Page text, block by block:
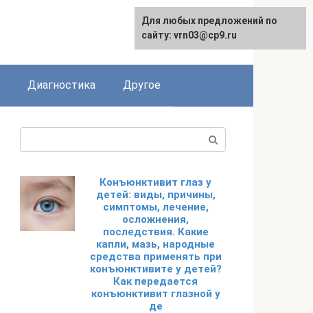
English
Диагностика Другое
Конъюнктивит глаз у
детей: виды, причины,
симптомы, лечение,
осложнения,
последствия. Какие
капли, мазь, народные
средства применять при
конъюнктивите у детей?
Как передается
конъюнктивит глазной у
де
Для любых предложений по
сайту: vrn03@cp9.ru